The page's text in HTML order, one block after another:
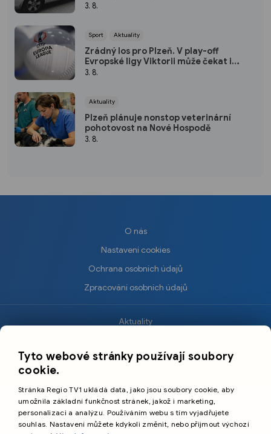
3. 8.
Sport Aktuality
Zrádný los pro Plzeň. V play-off
Evropské ligy Viktorii může čekat i
peklo na Balkáně
3. 8.
Aktuality
Plzeň plánuje nonstop veterinární
pohotovost na Nové Hospodě
3. 8.
O nás
Nastavení cookies
Ochrana osobních údajů
Zpracování osobních údajů
Aktuality
Sport
Cestování
©️ Primetime Media s.r.o.
Tyto webové stránky používají soubory
cookie.
Stránka Regio TV1 ukládá data, jako jsou soubory cookie, aby
umožnila základní funkčnost stránek, jakož i marketing,
personalizaci a analýzu. Používáním webu s tím vyjadřujete
souhlas. Nastavení můžete kdykoli změnit, nebo přijmout výchozí